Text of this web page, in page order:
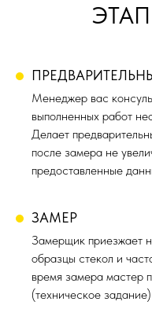
Менеджер вас
выполненных работ
Делает
после замера не
предоставленные
ЗАМЕР
Замерщик приезжает
образцы стекол и
время замера мастер
(техническое